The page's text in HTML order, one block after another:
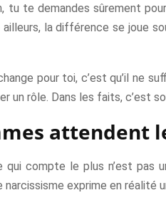
te demandes sûrement
ailleurs, la différence se joue
pour toi, c’est qu’il ne
un rôle. Dans les faits, c’est
attendent
qui compte le plus n’est
narcissisme exprime en